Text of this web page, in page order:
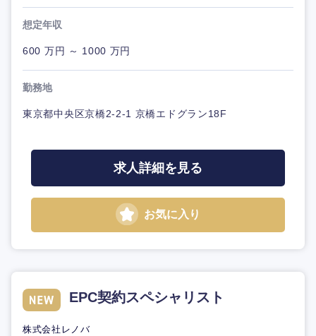
想定年収
600 万円 ～ 1000 万円
勤務地
東京都中央区京橋2-2-1 京橋エドグラン18F
求人詳細を見る
お気に入り
EPC契約スペシャリスト
株式会社レノバ